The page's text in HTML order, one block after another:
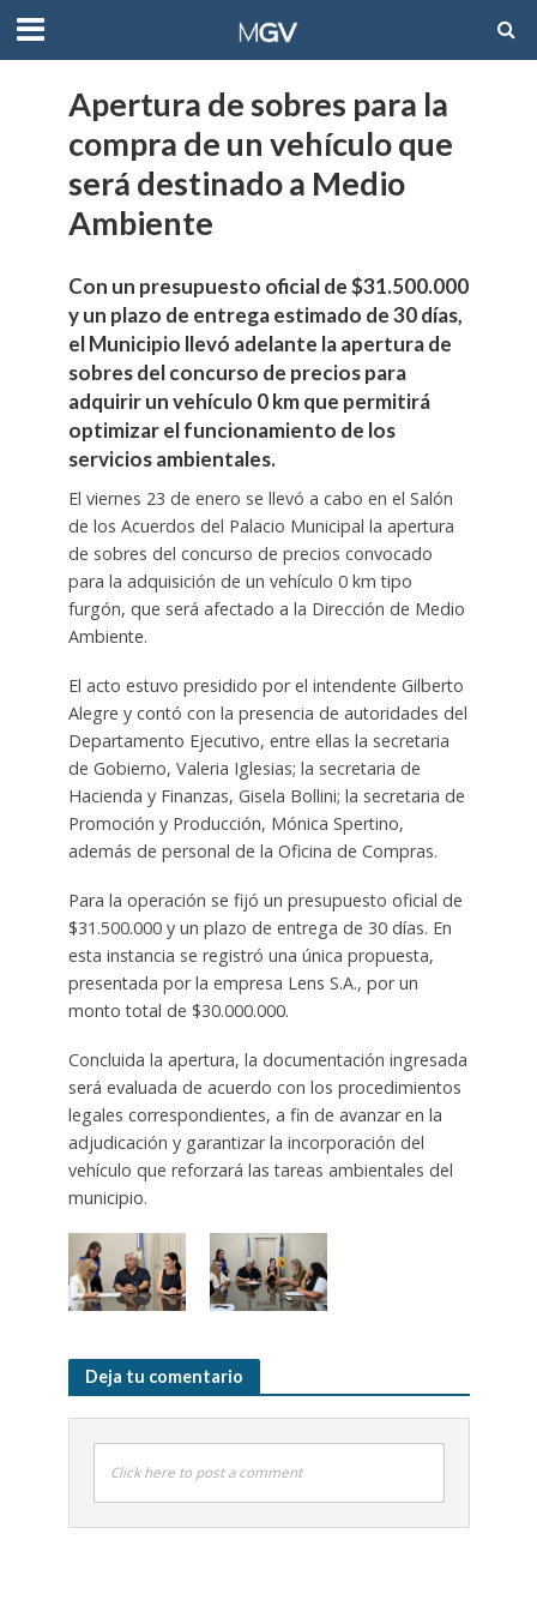
Apertura de sobres para la
compra de un vehículo que
será destinado a Medio
Ambiente
Con un presupuesto oficial de $31.500.000
y un plazo de entrega estimado de 30 días,
el Municipio llevó adelante la apertura de
sobres del concurso de precios para
adquirir un vehículo 0 km que permitirá
optimizar el funcionamiento de los
servicios ambientales.
El viernes 23 de enero se llevó a cabo en el Salón
de los Acuerdos del Palacio Municipal la apertura
de sobres del concurso de precios convocado
para la adquisición de un vehículo 0 km tipo
furgón, que será afectado a la Dirección de Medio
Ambiente.
El acto estuvo presidido por el intendente Gilberto
Alegre y contó con la presencia de autoridades del
Departamento Ejecutivo, entre ellas la secretaria
de Gobierno, Valeria Iglesias; la secretaria de
Hacienda y Finanzas, Gisela Bollini; la secretaria de
Promoción y Producción, Mónica Spertino,
además de personal de la Oficina de Compras.
Para la operación se fijó un presupuesto oficial de
$31.500.000 y un plazo de entrega de 30 días. En
esta instancia se registró una única propuesta,
presentada por la empresa Lens S.A., por un
monto total de $30.000.000.
Concluida la apertura, la documentación ingresada
será evaluada de acuerdo con los procedimientos
legales correspondientes, a fin de avanzar en la
adjudicación y garantizar la incorporación del
vehículo que reforzará las tareas ambientales del
municipio.
Deja tu comentario
Click here to post a comment